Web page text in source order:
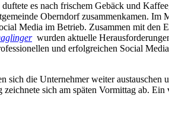
es nach frischem Gebäck und
Oberndorf zusammenkamen. Im
Media im Betrieb. Zusammen mit den
wurden aktuelle
und erfolgreichen Social
sich die Unternehmer weiter austauschen
zeichnete sich am späten Vormittag ab. Ein